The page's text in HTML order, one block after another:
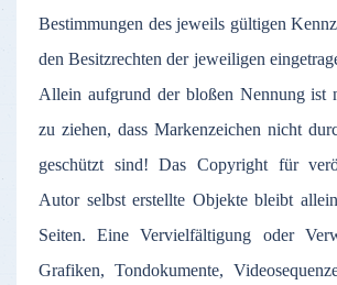
Bestimmungen des jeweils gültigen
den Besitzrechten der jeweiligen
Allein aufgrund der bloßen Nennung ist
zu ziehen, dass Markenzeichen nicht
geschützt sind! Das Copyright für
Autor selbst erstellte Objekte bleibt
Seiten. Eine Vervielfältigung oder
Grafiken, Tondokumente,